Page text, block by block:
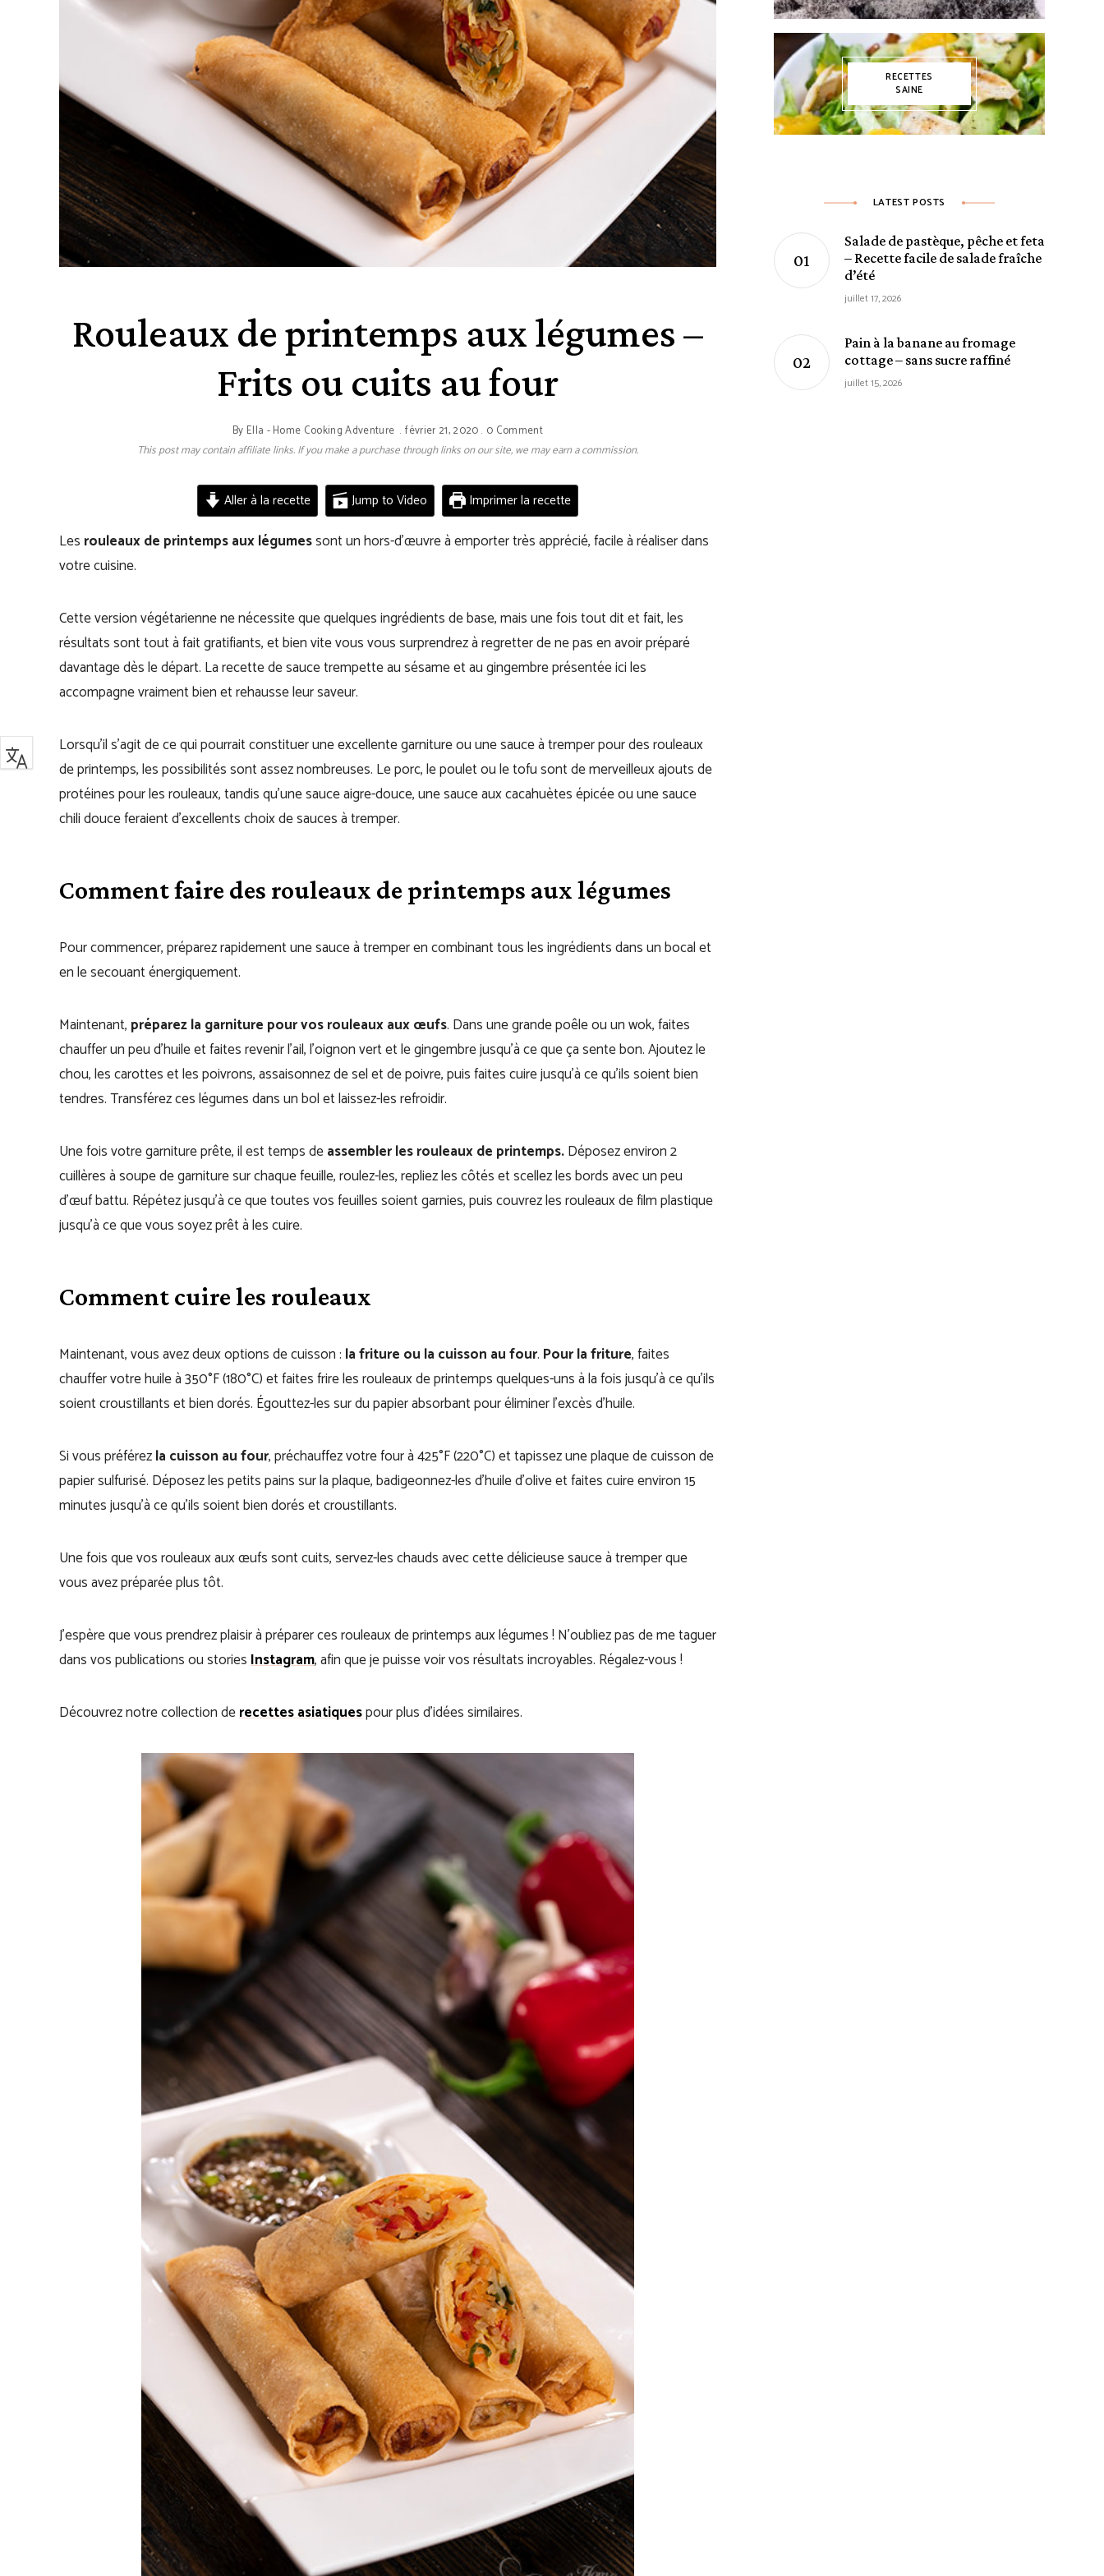
Rouleaux de printemps aux légumes –
Frits ou cuits au four
By Ella - Home Cooking Adventure février 21, 2020 0 Comment
This post may contain affiliate links. If you make a purchase through links on our site, we may earn a commission.
Aller à la recette Jump to Video Imprimer la recette
Les rouleaux de printemps aux légumessont un hors-d’œuvre à emporter très apprécié, facile à réaliser dans
votre cuisine.
Cette version végétarienne ne nécessite que quelques ingrédients de base, mais une fois tout dit et fait, les
résultats sont tout à fait gratifiants, et bien vite vous vous surprendrez à regretter de ne pas en avoir préparé
davantage dès le départ. La recette de sauce trempette au sésame et au gingembre présentée ici les
accompagne vraiment bien et rehausse leur saveur.
Lorsqu’il s’agit de ce qui pourrait constituer une excellente garniture ou une sauce à tremper pour des rouleaux
de printemps, les possibilités sont assez nombreuses. Le porc, le poulet ou le tofu sont de merveilleux ajouts de
protéines pour les rouleaux, tandis qu’une sauce aigre-douce, une sauce aux cacahuètes épicée ou une sauce
chili douce feraient d’excellents choix de sauces à tremper.
Comment faire des rouleaux de printemps aux légumes
Pour commencer, préparez rapidement une sauce à tremper en combinant tous les ingrédients dans un bocal et
en le secouant énergiquement.
Maintenant, préparez la garniture pour vos rouleaux aux œufs. Dans une grande poêle ou un wok, faites
chauffer un peu d’huile et faites revenir l’ail, l’oignon vert et le gingembre jusqu’à ce que ça sente bon. Ajoutez le
chou, les carottes et les poivrons, assaisonnez de sel et de poivre, puis faites cuire jusqu’à ce qu’ils soient bien
tendres. Transférez ces légumes dans un bol et laissez-les refroidir.
Une fois votre garniture prête, il est temps deassembler les rouleaux de printemps.Déposez environ 2
cuillères à soupe de garniture sur chaque feuille, roulez-les, repliez les côtés et scellez les bords avec un peu
d’œuf battu. Répétez jusqu’à ce que toutes vos feuilles soient garnies, puis couvrez les rouleaux de film plastique
jusqu’à ce que vous soyez prêt à les cuire.
Comment cuire les rouleaux
Maintenant, vous avez deux options de cuisson : la friture ou la cuisson au four. Pour la friture, faites
chauffer votre huile à 350°F (180°C) et faites frire les rouleaux de printemps quelques-uns à la fois jusqu’à ce qu’ils
soient croustillants et bien dorés. Égouttez-les sur du papier absorbant pour éliminer l’excès d’huile.
Si vous préférezla cuisson au four, préchauffez votre four à 425°F (220°C) et tapissez une plaque de cuisson de
papier sulfurisé. Déposez les petits pains sur la plaque, badigeonnez-les d’huile d’olive et faites cuire environ 15
minutes jusqu’à ce qu’ils soient bien dorés et croustillants.
Une fois que vos rouleaux aux œufs sont cuits, servez-les chauds avec cette délicieuse sauce à tremper que
vous avez préparée plus tôt.
J’espère que vous prendrez plaisir à préparer ces rouleaux de printemps aux légumes ! N’oubliez pas de me taguer
dans vos publications ou storiesInstagram, afin que je puisse voir vos résultats incroyables. Régalez-vous !
Découvrez notre collection derecettes asiatiquespour plus d’idées similaires.
RECETTES
SAINE
LATEST POSTS
Salade de pastèque, pêche et feta
– Recette facile de salade fraîche
d’été
juillet 17, 2026
Pain à la banane au fromage
cottage – sans sucre raffiné
juillet 15, 2026